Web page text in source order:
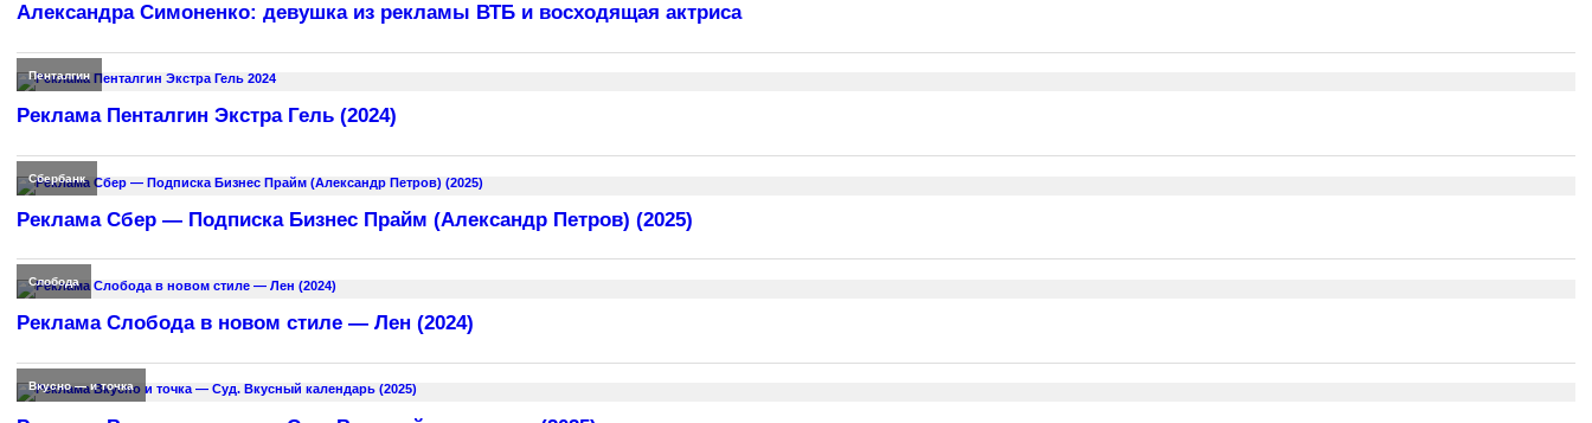
Александра Симоненко: девушка из рекламы ВТБ и восходящая актриса
Пенталгин
Реклама Пенталгин Экстра Гель (2024)
Сбербанк
Реклама Сбер — Подписка Бизнес Прайм (Александр Петров) (2025)
Слобода
Реклама Слобода в новом стиле — Лен (2024)
Вкусно — и точка